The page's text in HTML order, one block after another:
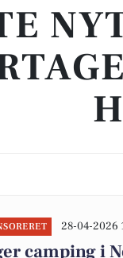
28-04-2026
camping i